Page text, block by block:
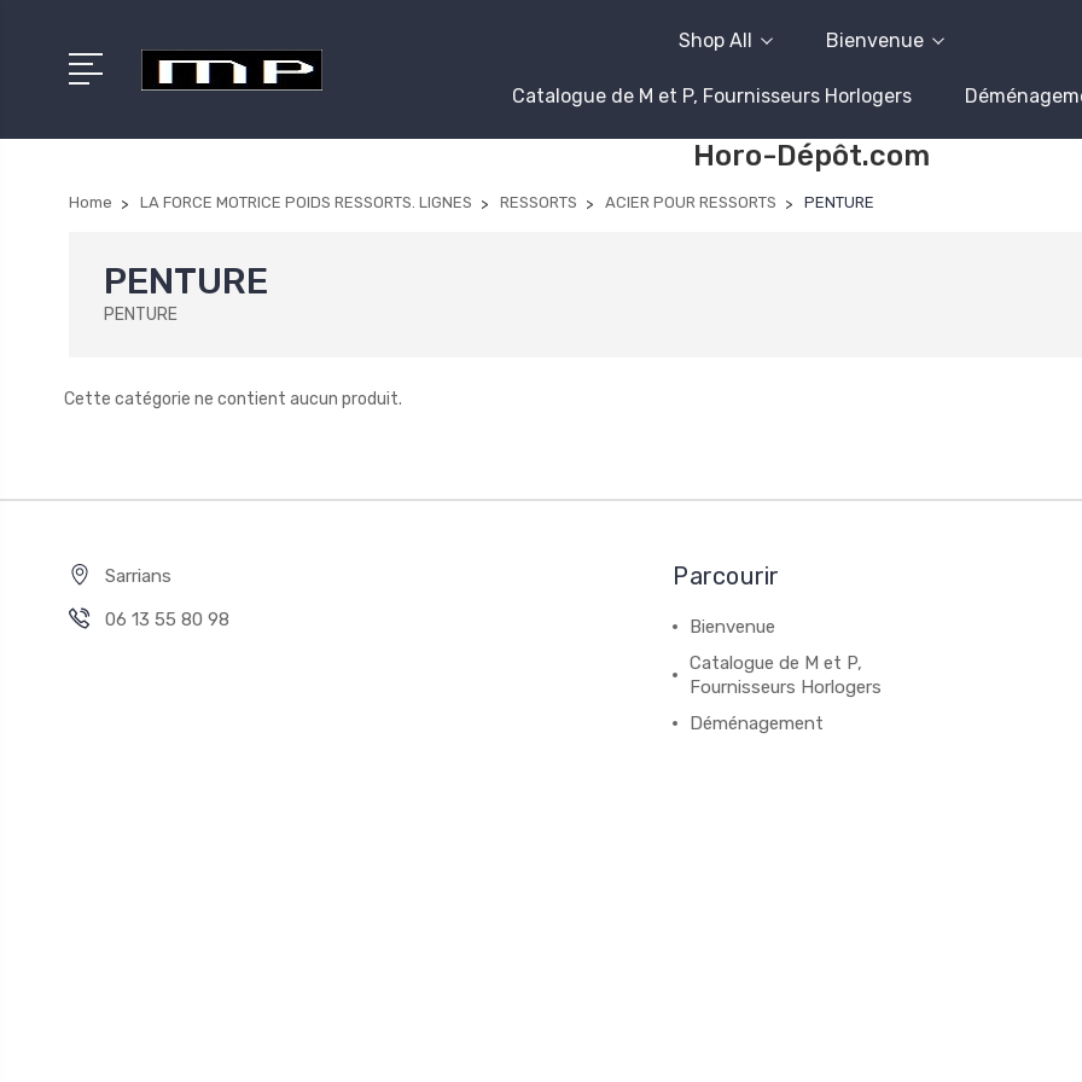
Shop All Bienvenue
Catalogue de M et P, Fournisseurs Horlogers
Horo-Dépôt.com
Home LA FORCE MOTRICE POIDS RESSORTS. LIGNES RESSORTS ACIER POUR RESSORTS PENTURE
PENTURE
PENTURE
Cette catégorie ne contient aucun produit.
Sarrians
06 13 55 80 98
Parcourir
Bienvenue
Catalogue de M et P,
Fournisseurs Horlogers
Déménagement